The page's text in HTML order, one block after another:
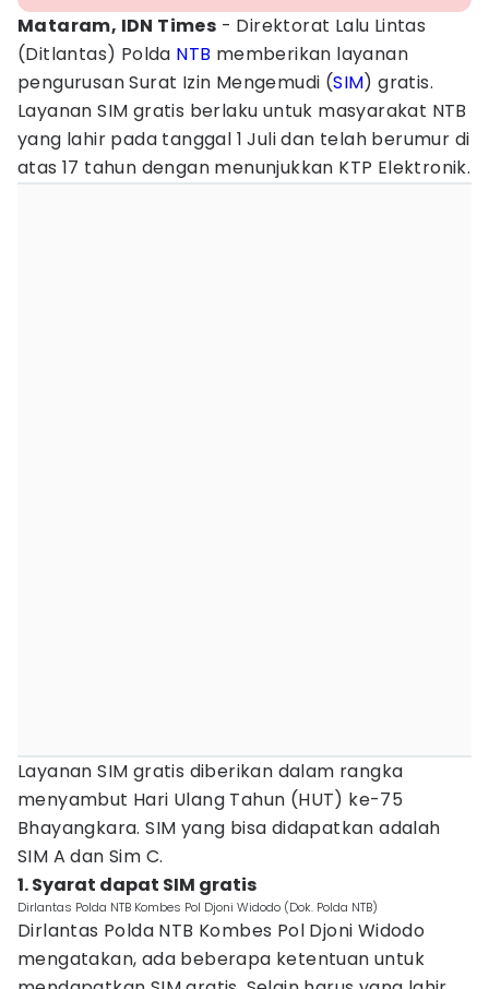
Mataram, IDN Times - Direktorat Lalu Lintas
(Ditlantas) Polda NTB memberikan layanan
pengurusan Surat Izin Mengemudi (SIM) gratis.
Layanan SIM gratis berlaku untuk masyarakat NTB
yang lahir pada tanggal 1 Juli dan telah berumur di
atas 17 tahun dengan menunjukkan KTP Elektronik.
Layanan SIM gratis diberikan dalam rangka
menyambut Hari Ulang Tahun (HUT) ke-75
Bhayangkara. SIM yang bisa didapatkan adalah
SIM A dan Sim C.
1. Syarat dapat SIM gratis
Dirlantas Polda NTB Kombes Pol Djoni Widodo (Dok. Polda NTB)
Dirlantas Polda NTB Kombes Pol Djoni Widodo
mengatakan, ada beberapa ketentuan untuk